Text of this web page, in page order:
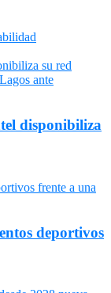
disponibiliza
deportivos